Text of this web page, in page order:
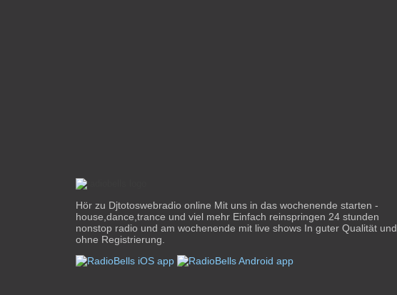
Hör zu Djtotoswebradio online Mit uns in das wochenende starten -
house,dance,trance und viel mehr Einfach reinspringen 24 stunden
nonstop radio und am wochenende mit live shows In guter Qualität und
ohne Registrierung.